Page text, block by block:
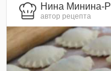
Нина Минина-Р
автор рецепта